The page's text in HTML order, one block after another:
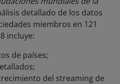
detallado de los datos
miembros en 121
incluye:
de países;
del streaming de